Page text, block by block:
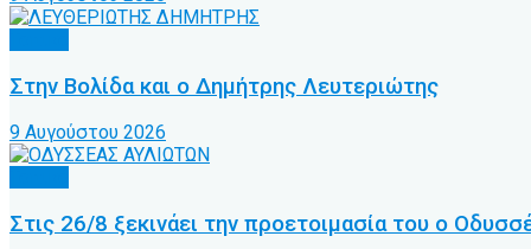
Στην Βολίδα και ο Δημήτρης Λευτεριώτης
9 Αυγούστου 2026
Στις 26/8 ξεκινάει την προετοιμασία του ο